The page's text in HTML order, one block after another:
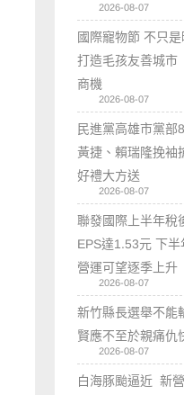
2026-08-07
國際寵物節 不只
打造毛孩友善城
商機
2026-08-07
民進黨高雄市黨部
黃捷、賴瑞隆挽袖
好禮大方送
2026-08-07
聯發國際上半年稅
EPS達1.53元 下
營運可望逐季上升
2026-08-07
新竹縣長選舉不能
賢應不至於親痛仇
2026-08-07
白海豚颱逼近 新